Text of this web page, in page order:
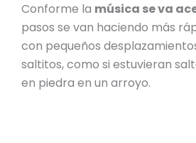
Conforme la música se va
pasos se van haciendo más
con pequeños
saltitos, como si estuvieran
en piedra en un arroyo.